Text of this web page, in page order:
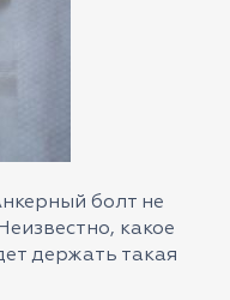
болт не
какое
держать такая